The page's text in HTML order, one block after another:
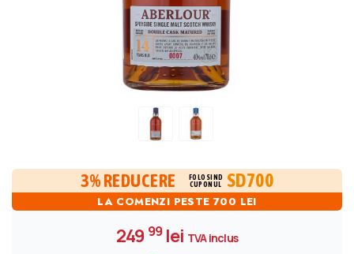
3% REDUCERE
FOLOSIND
CUPONUL
SD700
LA COMENZI PESTE 700 LEI
249 99lei TVA inclus